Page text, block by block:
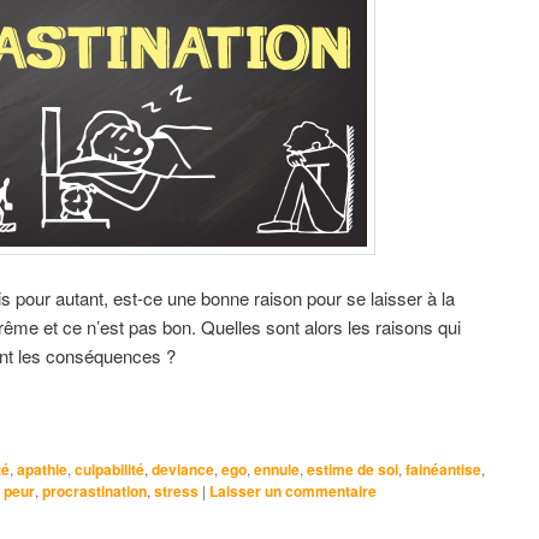
pour autant, est-ce une bonne raison pour se laisser à la
et ce n’est pas bon. Quelles sont alors les raisons qui
les conséquences ?
, apathie, culpabilité, deviance, ego, ennuie, estime de soi, fainéantise,
peur, procrastination, stress | Laisser un commentaire